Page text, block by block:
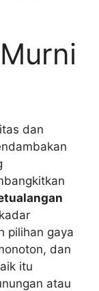
dan
pilihan gaya
dan
itu
atau